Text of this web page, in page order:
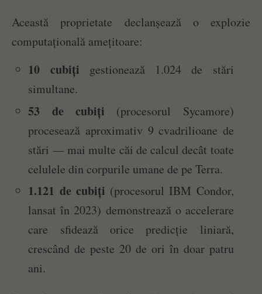
Această proprietate declanșează o explozie
computațională amețitoare:
10 cubiți gestionează 1.024 de stări
simultane.
53 de cubiți (procesorul Sycamore)
procesează aproximativ 9 cvadrilioane de
stări — mai multe căi de calcul decât toate
celulele din corpurile umane de pe Terra.
1.121 de cubiți (procesorul IBM Condor,
lansat în 2023) demonstrează o accelerare
care sfidează orice predicție liniară,
crescând de peste 20 de ori în doar patru
ani.